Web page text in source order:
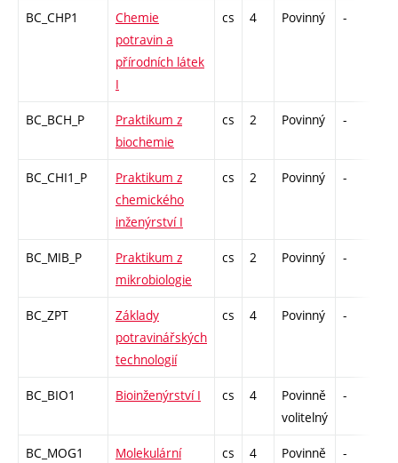
BC_CHP1
Chemie
potravin a
přírodních látek
I
cs 4 Povinný -
BC_BCH_P
Praktikum z
biochemie
cs 2 Povinný -
BC_CHI1_P
Praktikum z
chemického
inženýrství I
cs 2 Povinný -
BC_MIB_P
Praktikum z
mikrobiologie
cs 2 Povinný -
BC_ZPT
Základy
potravinářských
technologií
cs 4 Povinný -
BC_BIO1 Bioinženýrství I cs 4
Povinně
volitelný
-
BC_MOG1
Molekulární
cs 4
Povinně
-